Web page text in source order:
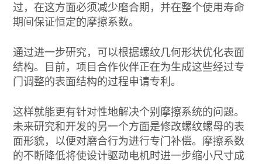
过，在这方面必须减少磨合期，并在整个使用寿命
期间保证恒定的摩擦系数。
通过进一步研究，可以根据螺纹几何形状优化表面
结构。目前，项目合作伙伴正在为生成这些经过专
门调整的表面结构的过程申请专利。
这样就能更有针对性地解决个别摩擦系统的问题。
未来研究和开发的另一个方面是修改螺纹螺母的表
面形貌，以便对磨合行为进行专门补偿。摩擦系数
的不断降低将使设计驱动电机时进一步缩小尺寸成